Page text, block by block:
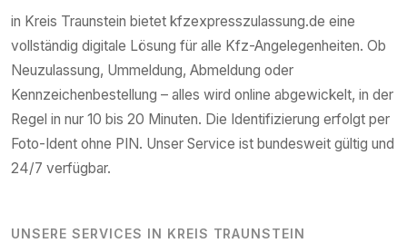
in Kreis Traunstein bietet kfzexpresszulassung.de eine
vollständig digitale Lösung für alle Kfz-Angelegenheiten. Ob
Neuzulassung, Ummeldung, Abmeldung oder
Kennzeichenbestellung – alles wird online abgewickelt, in der
Regel in nur 10 bis 20 Minuten. Die Identifizierung erfolgt per
Foto-Ident ohne PIN. Unser Service ist bundesweit gültig und
24/7 verfügbar.
UNSERE SERVICES IN KREIS TRAUNSTEIN